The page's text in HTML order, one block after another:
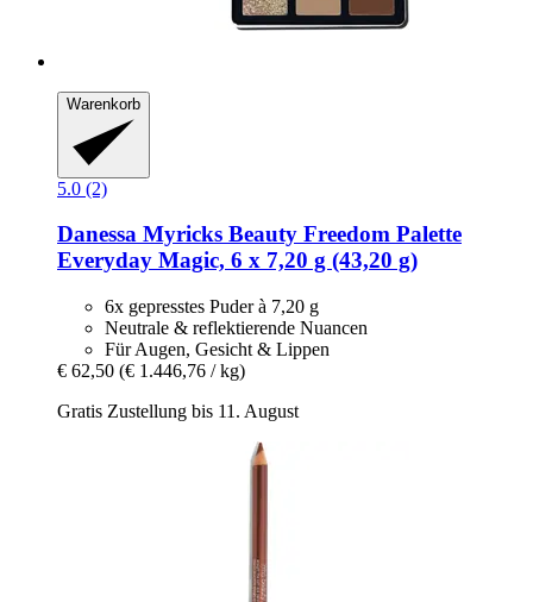
Warenkorb
5.0 (2)
Danessa Myricks Beauty Freedom Palette
Everyday Magic, 6 x 7,20 g (43,20 g)
6x gepresstes Puder à 7,20 g
Neutrale & reflektierende Nuancen
Für Augen, Gesicht & Lippen
€ 62,50 (€ 1.446,76 / kg)
Gratis Zustellung bis 11. August